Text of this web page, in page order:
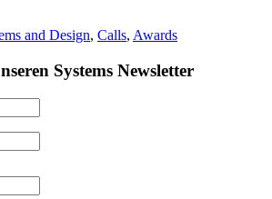
and Design, Calls, Awards
Systems Newsletter